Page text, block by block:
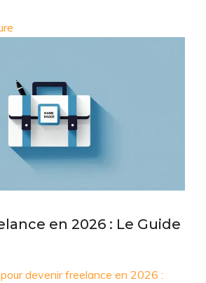
en 2026 : Le Guide
devenir freelance en 2026 :